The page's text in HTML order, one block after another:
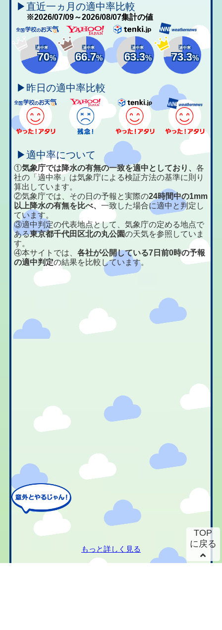
▶直近一ヵ月の適中率比較
※2026/07/09～2026/08/07集計の値
適中率
70%
適中率
66.7%
適中率
63.3%
適中率
73.3%
▶昨日の適中率比較
▶適中率について
①気象庁では降水の有無の一致を適中としており、各
社の「適中率」は気象庁による検証方法の基準に則り
算出しています。
②気象庁では、その日の予報と実際の24時間中の1mm
以上降水の有無を比べ、一致した場合に適中と判定し
ています。
③適中判定の代表地点として、気象庁の定める地点で
ある東京都千代田区北の丸公園の天気を参照していま
す。
④本サイトでは、各社が公開している7日前0時の予報
の適中判定の結果を比較しています。
もっと詳しく見る
TOP
に戻る